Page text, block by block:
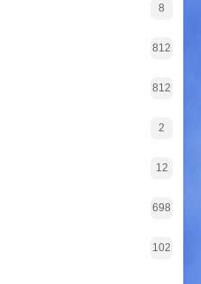
8
812
812
2
12
698
102